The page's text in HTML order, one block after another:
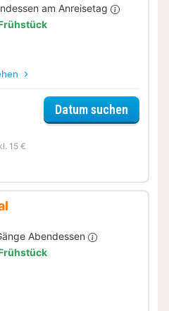
am Anreisetag
15 €
Datum suchen
Abendessen